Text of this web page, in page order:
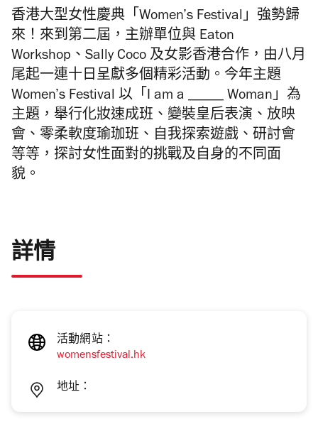
香港大型女性慶典「Women’s Festival」強勢歸
來！來到第二屆，主辦單位與 Eaton
Workshop、Sally Coco 及女影香港合作，由八月
尾起一連十日呈獻多個精彩活動。今年主題
Women’s Festival 以「I am a _____ Woman」為
主題，舉行化妝速成班、變裝皇后表演、放映
會、零柔軟度瑜珈班、自我探索遊戲、研討會
等等，探討女性面對的挑戰及自身的不同面
貌。
詳情
活動網站：
womensfestival.hk
地址：